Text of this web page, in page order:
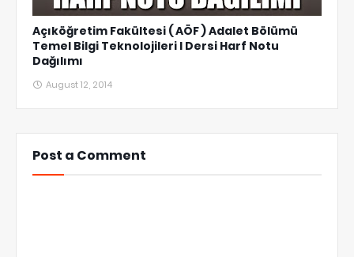
Açıköğretim Fakültesi ( AÖF ) Adalet Bölümü
Temel Bilgi Teknolojileri I Dersi Harf Notu
Dağılımı
August 12, 2014
Post a Comment